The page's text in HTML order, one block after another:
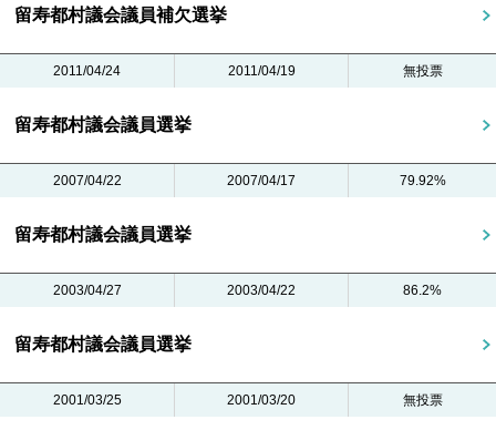
留寿都村議会議員補欠選挙
2011/04/24 2011/04/19 無投票
留寿都村議会議員選挙
2007/04/22 2007/04/17 79.92%
留寿都村議会議員選挙
2003/04/27 2003/04/22 86.2%
留寿都村議会議員選挙
2001/03/25 2001/03/20 無投票